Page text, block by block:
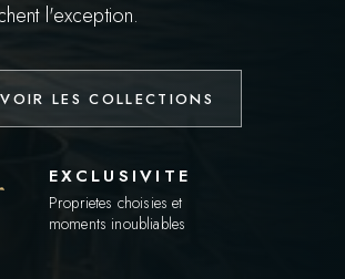
l'exception.
VOIR LES COLLECTIONS
EXCLUSIVITE
Proprietes choisies et
moments inoubliables